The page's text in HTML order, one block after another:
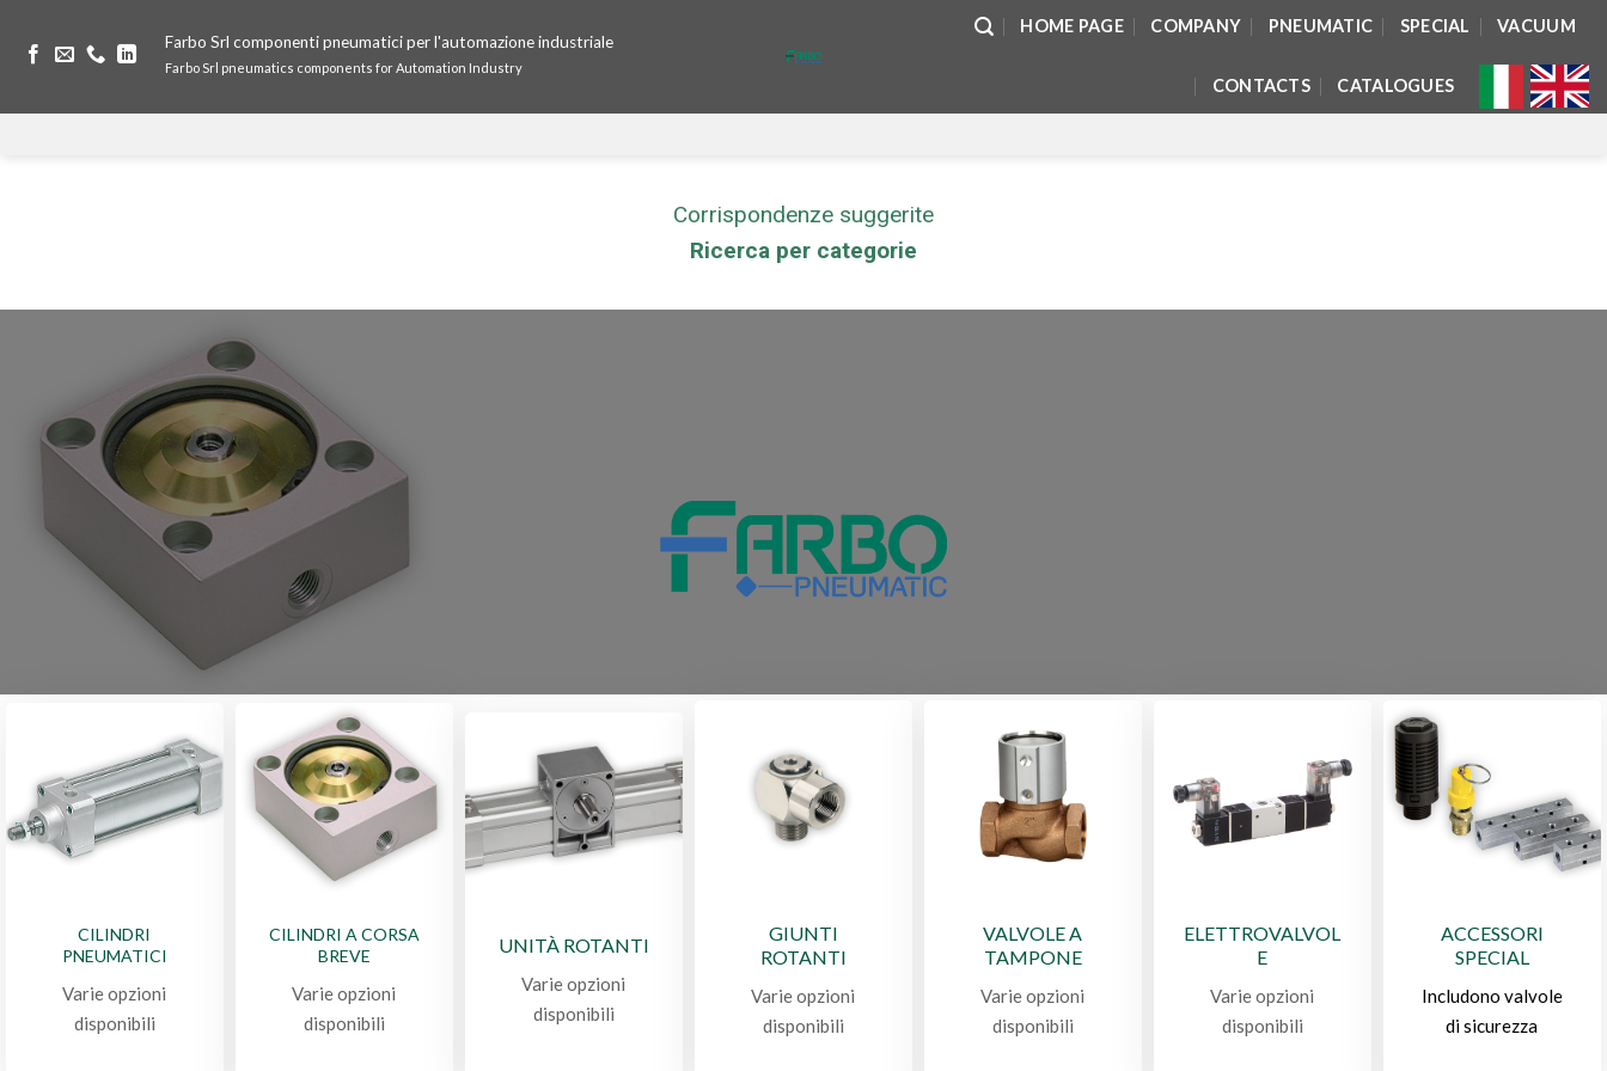
Farbo Srl componenti pneumatici per l'automazione industriale
Farbo Srl pneumatics components for Automation Industry
HOME PAGE COMPANY PNEUMATIC SPECIAL VACUUM
CONTACTS CATALOGUES
Corrispondenze suggerite
Ricerca per categorie
CILINDRI
PNEUMATICI
Varie opzioni
disponibili
CILINDRI A CORSA
BREVE
Varie opzioni
disponibili
UNITÀ ROTANTI
Varie opzioni
disponibili
GIUNTI
ROTANTI
Varie opzioni
disponibili
VALVOLE A
TAMPONE
Varie opzioni
disponibili
ELETTROVALVOL
E
Varie opzioni
disponibili
ACCESSORI
SPECIAL
Includono valvole
di sicurezza